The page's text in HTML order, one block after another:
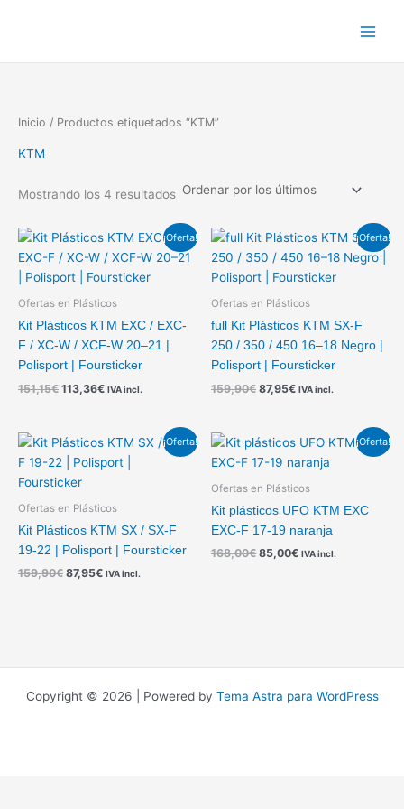
Inicio / Productos etiquetados “KTM”
KTM
Mostrando los 4 resultados
¡Oferta!
Ofertas en Plásticos
Kit Plásticos KTM EXC / EXC-
F / XC-W / XCF-W 20–21 |
Polisport | Foursticker
151,15€
El
original
era:
113,36€
El
actual
es:
IVA incl.
¡Oferta!
Ofertas en Plásticos
full Kit Plásticos KTM SX-F
250 / 350 / 450 16–18 Negro |
Polisport | Foursticker
159,90€
El
original
era:
87,95€
El
actual
es:
IVA incl.
¡Oferta!
Ofertas en Plásticos
Kit Plásticos KTM SX / SX-F
19-22 | Polisport | Foursticker
159,90€
El
precio
original
era:
87,95€
El
precio
actual
IVA incl.
¡Oferta!
Ofertas en Plásticos
Kit plásticos UFO KTM EXC
EXC-F 17-19 naranja
168,00€
El
original
era:
168,00€.
85,00€
El
actual
85,00€.
IVA incl.
Copyright © 2026 | Powered by Tema Astra para WordPress